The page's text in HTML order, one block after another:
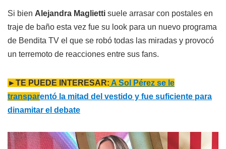
Si bien Alejandra Maglietti suele arrasar con postales en
traje de baño esta vez fue su look para un nuevo programa
de Bendita TV el que se robó todas las miradas y provocó
un terremoto de reacciones entre sus fans.
►TE PUEDE INTERESAR: A Sol Pérez se le
transparentó la mitad del vestido y fue suficiente para
dinamitar el debate